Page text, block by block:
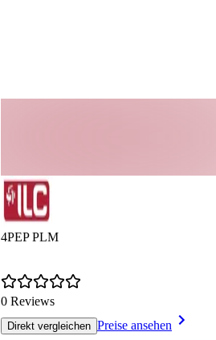
4PEP PLM
0 Reviews
Direkt vergleichen Preise ansehen